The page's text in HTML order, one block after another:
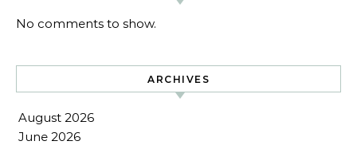
No comments to show.
ARCHIVES
August 2026
June 2026